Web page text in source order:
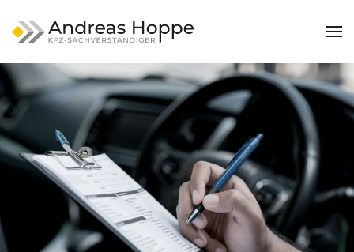
Zum Hauptinhalt springen